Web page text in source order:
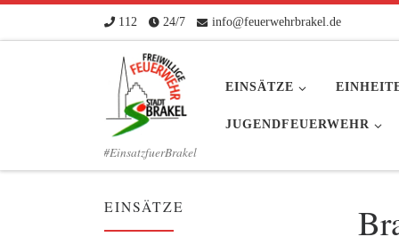
Zum Inhalt springen
112 24/7 info@feuerwehrbrakel.de
#EinsatzfuerBrakel
EINSÄTZE
JUGENDFEUERWEHR
EINSÄTZE